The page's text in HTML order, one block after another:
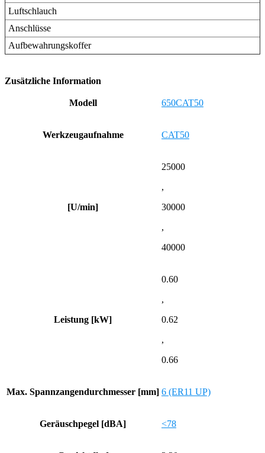
Luftschlauch
Anschlüsse
Aufbewahrungskoffer
Zusätzliche Information
Modell 650CAT50
Werkzeugaufnahme CAT50
[U/min]
25000
,
30000
,
40000
Leistung [kW]
0.60
,
0.62
,
0.66
Max. Spannzangendurchmesser [mm] 6 (ER11 UP)
Geräuschpegel [dBA] <78